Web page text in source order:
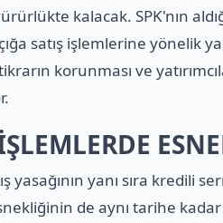
kalacak. SPK'nın
satış işlemlerine yönelik
korunması ve
yasağının yanı sıra kredili
de aynı tarihe